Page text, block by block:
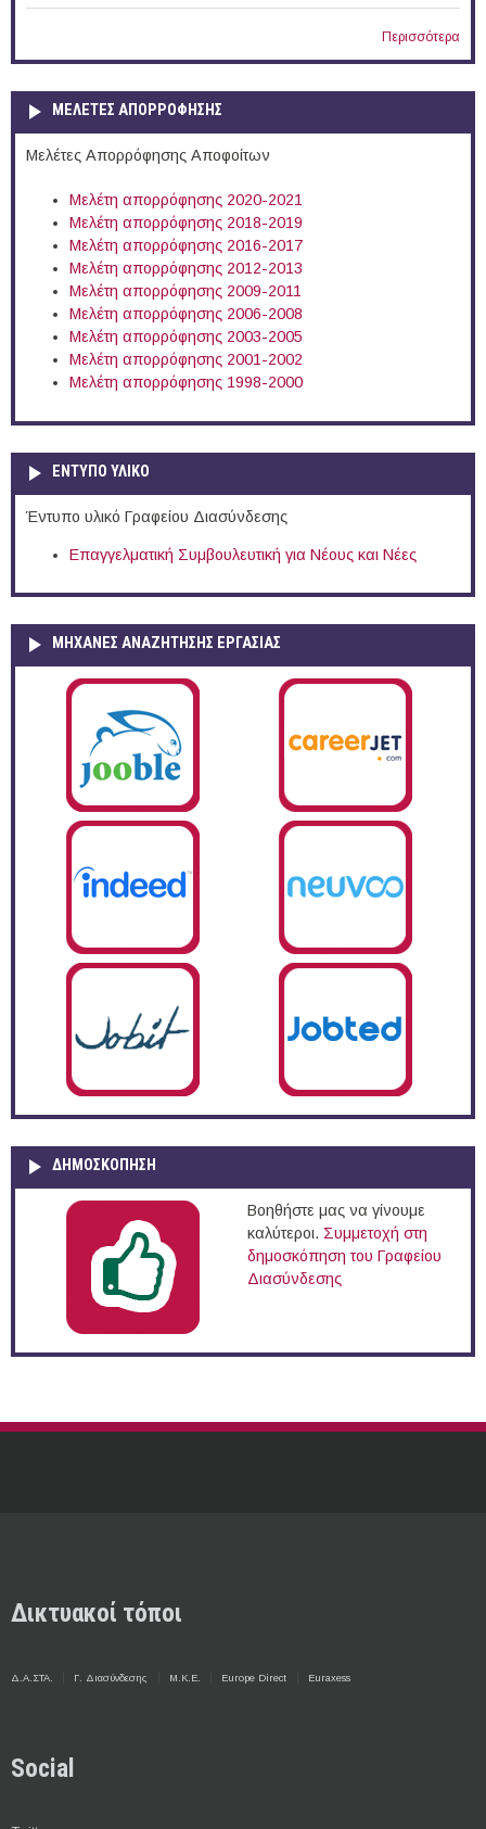
Περισσότερα
ΜΕΛΕΤΕΣ ΑΠΟΡΡΟΦΗΣΗΣ
Μελέτες Απορρόφησης Αποφοίτων
Μελέτη απορρόφησης 2020-2021
Μελέτη απορρόφησης 2018-2019
Μελέτη απορρόφησης 2016-2017
Μελέτη απορρόφησης 2012-2013
Μελέτη απορρόφησης 2009-2011
Μελέτη απορρόφησης 2006-2008
Μελέτη απορρόφησης 2003-2005
Μελέτη απορρόφησης 2001-2002
Μελέτη απορρόφησης 1998-2000
ΕΝΤΥΠΟ ΥΛΙΚΟ
Έντυπο υλικό Γραφείου Διασύνδεσης
Επαγγελματική Συμβουλευτική για Νέους και Νέες
ΜΗΧΑΝΕΣ ΑΝΑΖΗΤΗΣΗΣ ΕΡΓΑΣΙΑΣ
ΔΗΜΟΣΚΌΠΗΣΗ
Βοηθήστε μας να γίνουμε
καλύτεροι. Συμμετοχή στη
δημοσκόπηση του Γραφείου
Διασύνδεσης
Δικτυακοί τόποι
Δ.Α.ΣΤΑ. Γ. Διασύνδεσης Μ.Κ.Ε. Europe Direct Euraxess
Social